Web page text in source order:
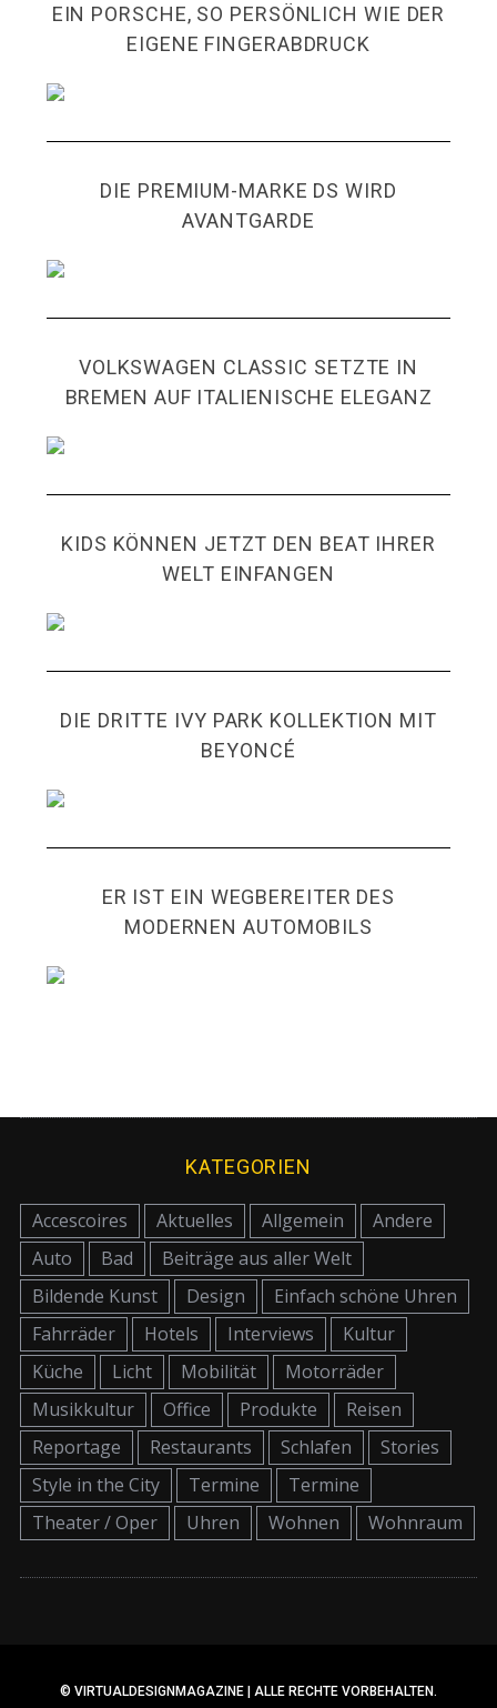
EIN PORSCHE, SO PERSÖNLICH WIE DER
EIGENE FINGERABDRUCK
DIE PREMIUM-MARKE DS WIRD
AVANTGARDE
VOLKSWAGEN CLASSIC SETZTE IN
BREMEN AUF ITALIENISCHE ELEGANZ
KIDS KÖNNEN JETZT DEN BEAT IHRER
WELT EINFANGEN
DIE DRITTE IVY PARK KOLLEKTION MIT
BEYONCÉ
ER IST EIN WEGBEREITER DES
MODERNEN AUTOMOBILS
KATEGORIEN
Accescoires Aktuelles Allgemein
Andere
Auto
Bad
Beiträge aus aller Welt
Bildende Kunst
Design
Einfach schöne Uhren
Fahrräder
Hotels Interviews
Kultur
Küche
Licht Mobilität
Motorräder
Musikkultur
Office Produkte
Reisen
Reportage
Restaurants Schlafen
Stories
Style in the City
Termine
Termine
Theater / Oper
Uhren Wohnen Wohnraum
© VIRTUALDESIGNMAGAZINE | ALLE RECHTE VORBEHALTEN.